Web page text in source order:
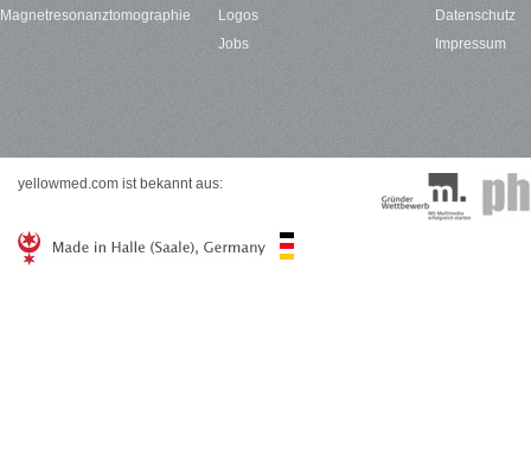
Magnetresonanztomographie
Logos
Jobs
Datenschutz
Impressum
yellowmed.com ist bekannt aus: